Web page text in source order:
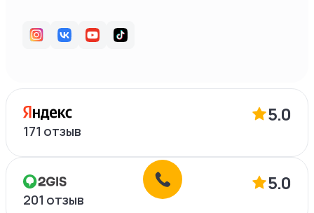
5.0
171 отзыв
5.0
201 отзыв